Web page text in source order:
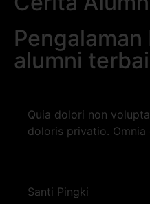
alumni
Quia dolori non
doloris privatio. Omnia
Santi Pingki